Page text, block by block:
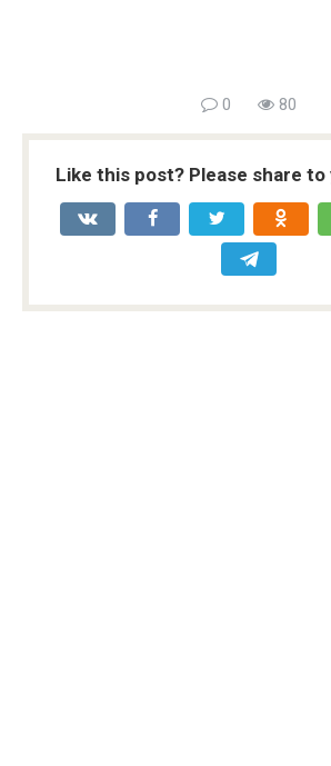
0 80
Like this post? Please share